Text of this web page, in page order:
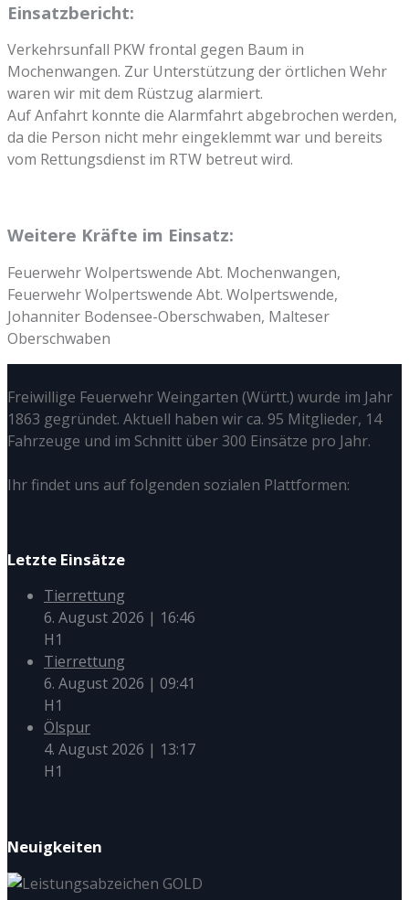
Einsatzbericht:
Verkehrsunfall PKW frontal gegen Baum in
Mochenwangen. Zur Unterstützung der örtlichen Wehr
waren wir mit dem Rüstzug alarmiert.
Auf Anfahrt konnte die Alarmfahrt abgebrochen werden,
da die Person nicht mehr eingeklemmt war und bereits
vom Rettungsdienst im RTW betreut wird.
Weitere Kräfte im Einsatz:
Feuerwehr Wolpertswende Abt. Mochenwangen,
Feuerwehr Wolpertswende Abt. Wolpertswende,
Johanniter Bodensee-Oberschwaben, Malteser
Oberschwaben
Freiwillige Feuerwehr Weingarten (Württ.) wurde im Jahr
1863 gegründet. Aktuell haben wir ca. 95 Mitglieder, 14
Fahrzeuge und im Schnitt über 300 Einsätze pro Jahr.
Ihr findet uns auf folgenden sozialen Plattformen:
Letzte Einsätze
Tierrettung
6. August 2026 | 16:46
H1
Tierrettung
6. August 2026 | 09:41
H1
Ölspur
4. August 2026 | 13:17
H1
Neuigkeiten